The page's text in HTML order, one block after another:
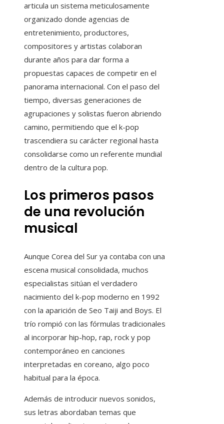
articula un sistema meticulosamente
organizado donde agencias de
entretenimiento, productores,
compositores y artistas colaboran
durante años para dar forma a
propuestas capaces de competir en el
panorama internacional. Con el paso del
tiempo, diversas generaciones de
agrupaciones y solistas fueron abriendo
camino, permitiendo que el k-pop
trascendiera su carácter regional hasta
consolidarse como un referente mundial
dentro de la cultura pop.
Los primeros pasos
de una revolución
musical
Aunque Corea del Sur ya contaba con una
escena musical consolidada, muchos
especialistas sitúan el verdadero
nacimiento del k-pop moderno en 1992
con la aparición de Seo Taiji and Boys. El
trío rompió con las fórmulas tradicionales
al incorporar hip-hop, rap, rock y pop
contemporáneo en canciones
interpretadas en coreano, algo poco
habitual para la época.
Además de introducir nuevos sonidos,
sus letras abordaban temas que